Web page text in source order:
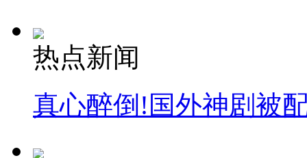
走！跟着总书记去植树
热点新闻
真心醉倒!国外神剧被